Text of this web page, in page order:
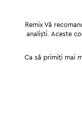
Remix Vă
analiști. Aceste
Ca să primiți mai